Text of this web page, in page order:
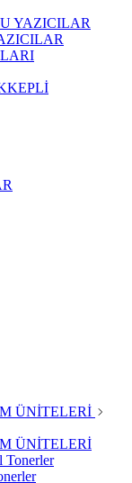
YAZICILAR
ÜNİTELERİ
ÜNİTELERİ